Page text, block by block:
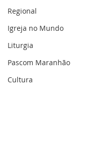
Regional
Igreja no Mundo
Liturgia
Pascom Maranhão
Cultura